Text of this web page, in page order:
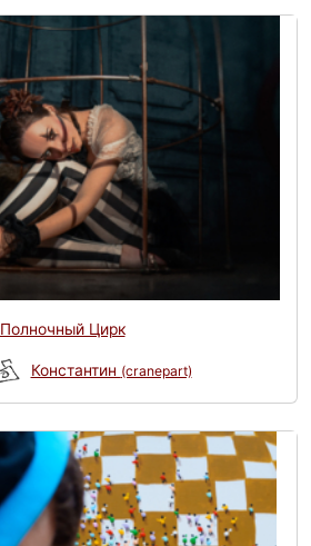
Полночный Цирк
Константин (cranepart)